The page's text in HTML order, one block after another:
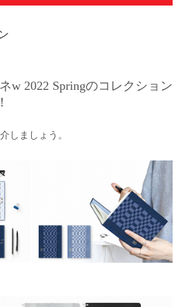
w 2022 Springのコレクション
しましょう。